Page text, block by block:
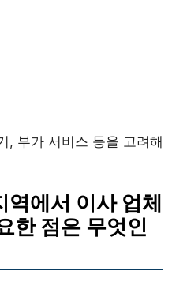
, 부가 서비스 등을 고려해
역에서 이사 업체
한 점은 무엇인